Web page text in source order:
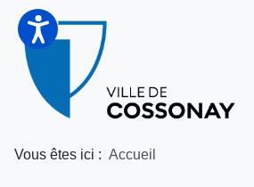
Vous êtes ici : Accueil